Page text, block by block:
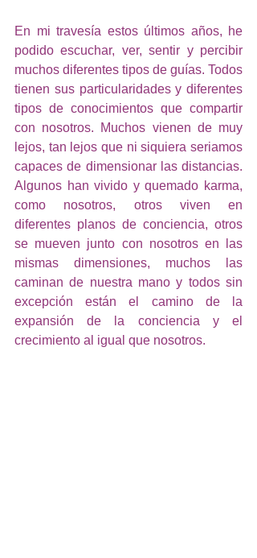
En mi travesía estos últimos años, he
podido escuchar, ver, sentir y percibir
muchos diferentes tipos de guías. Todos
tienen sus particularidades y diferentes
tipos de conocimientos que compartir
con nosotros. Muchos vienen de muy
lejos, tan lejos que ni siquiera seriamos
capaces de dimensionar las distancias.
Algunos han vivido y quemado karma,
como nosotros, otros viven en
diferentes planos de conciencia, otros
se mueven junto con nosotros en las
mismas dimensiones, muchos las
caminan de nuestra mano y todos sin
excepción están el camino de la
expansión de la conciencia y el
crecimiento al igual que nosotros.